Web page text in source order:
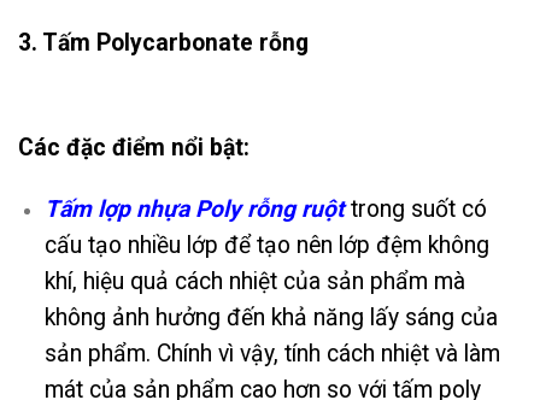
3. Tấm Polycarbonate rỗng
Các đặc điểm nổi bật:
Tấm lợp nhựa Poly rỗng ruột trong suốt có
cấu tạo nhiều lớp để tạo nên lớp đệm không
khí, hiệu quả cách nhiệt của sản phẩm mà
không ảnh hưởng đến khả năng lấy sáng của
sản phẩm. Chính vì vậy, tính cách nhiệt và làm
mát của sản phẩm cao hơn so với tấm poly